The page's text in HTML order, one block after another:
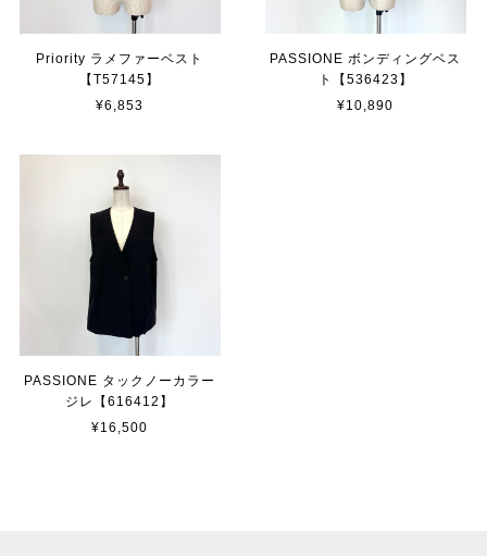
Priority ラメファーベスト
【T57145】
¥6,853
PASSIONE ボンディングベス
ト【536423】
¥10,890
PASSIONE タックノーカラー
ジレ【616412】
¥16,500